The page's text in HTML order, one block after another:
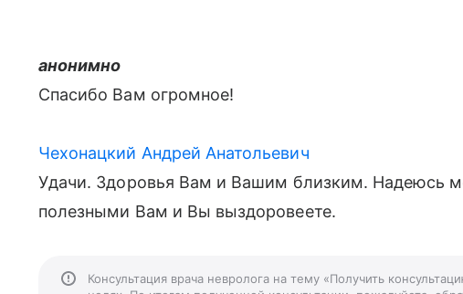
анонимно
Спасибо Вам огромное!
Чехонацкий Андрей Анатольевич
Удачи. Здоровья Вам и Вашим близким. Надеюсь
полезными Вам и Вы выздоровеете.
Консультация врача невролога на тему «Получить